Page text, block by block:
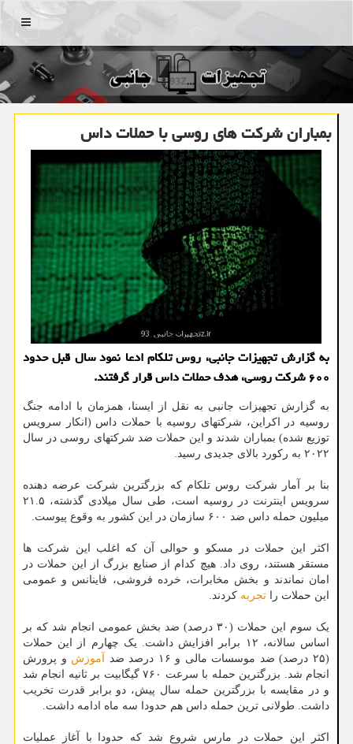
منو
بمباران شرکت های روسی با حملات داس
به گزارش تجهیزات جانبی، روس تلکام ادعا نمود سال قبل حدود
۶۰۰ شرکت روسی، هدف حملات داس قرار گرفتند.
به گزارش تجهیزات جانبی به نقل از ایسنا، همزمان با ادامه جنگ
روسیه در اکراین، شرکتهای روسیه با حملات داس (انکار سرویس
توزیع شده) بمباران شدند و این حملات ضد شرکتهای روسی در سال
۲۰۲۲ به رکورد بالای جدیدی رسید.
بنا بر آمار شرکت روس تلکام که بزرگترین شرکت عرضه دهنده
سرویس اینترنت در روسیه است، طی سال میلادی گذشته، ۲۱.۵
میلیون حمله داس ضد ۶۰۰ سازمان در این کشور به وقوع پیوست.
اکثر این حملات در مسکو و حوالی آن که اغلب این شرکت ها
مستقر هستند، روی داد. هیچ کدام از صنایع بزرگ از این حملات در
امان نماندند و بخش مخابرات، خرده فروشی، فاینانس و عمومی
این حملات را تجربه کردند.
یک سوم این حملات (۳۰ درصد) ضد بخش عمومی انجام شد که بر
اساس سالانه، ۱۲ برابر افزایش داشت. یک چهارم از این حملات
(۲۵ درصد) ضد موسسات مالی و ۱۶ درصد ضد
آموزش و پرورش
انجام شد. بزرگترین حمله با سرعت ۷۶۰ گیگابیت بر ثانیه انجام شد
و در مقایسه با بزرگترین حمله سال پیش، دو برابر قدرت تخریب
داشت. طولانی ترین حمله داس هم حدودا سه ماه ادامه داشت.
اکثر این حملات در مارس شروع شد که حدودا با آغاز عملیات